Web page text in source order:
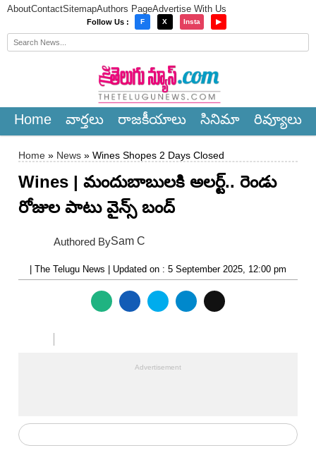
AboutContactSitemapAuthors PageAdvertise With Us
Follow Us : F X Insta ▶
Home వార్త‌లు రాజ‌కీయాలు సినిమా రివ్యూలు
Home » News » Wines Shopes 2 Days Closed
Wines | మందుబాబుల‌కి అల‌ర్ట్.. రెండు
రోజుల పాటు వైన్స్ బంద్
Authored BySam C
| The Telugu News | Updated on : 5 September 2025, 12:00 pm